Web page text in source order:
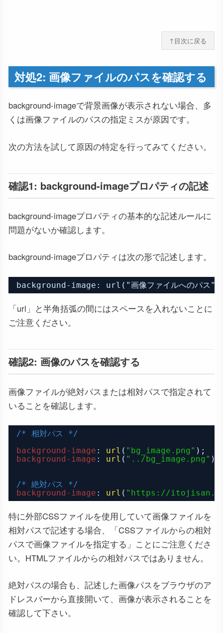
↑目次に戻る
対処2: 画像ファイルのパスを確認する
background-imageで背景画像が表示されない場合、多
くは画像ファイルのパスの指定ミスが原因です。
次の方法を試して原因の特定を行ってみてください。
確認1: background-imageプロパティの記述
background-imageプロパティの基本的な記述ルールに
問題がないか確認します。
background-imageプロパティは次の形で記述します。
background-image: url("画像ファイルへのパス
「url」と半角括弧の間にはスペースを入れないことに
ご注意ください。
確認2: 画像のパスを確認する
画像ファイルが絶対パスまたは相対パスで指定されて
いることを確認します。
/* 相対パス */
background-image : url ( "bg_image.png" );
background-image : url ( "../bg_image.png"
/* 絶対パス */
background-image : url ( "https://
特に外部CSSファイルを使用していて画像ファイルを
相対パスで記述する場合、「CSSファイルからの相対
パスで画像ファイルを指定する」ことにご注意くださ
い。HTMLファイルからの相対パスではありません。
絶対パスの場合も、記述した画像パスをブラウザのア
ドレスバーから直接開いて、画像が表示されることを
確認して下さい。